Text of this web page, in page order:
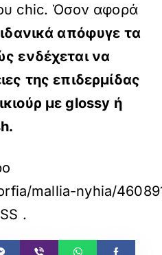
chic. Όσον αφορά
ιδανικά απόφυγε τα
ενδέχεται να
της επιδερμίδας
με glossy ή
mallia-nyhia/
.